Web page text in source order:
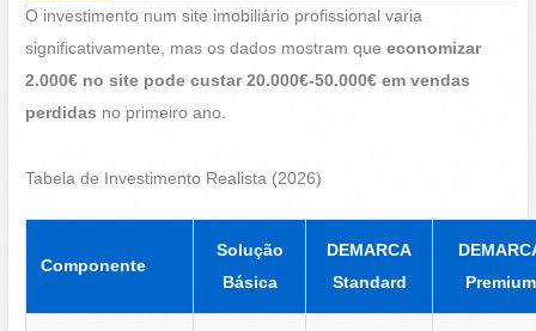
O investimento num site imobiliário profissional varia
significativamente, mas os dados mostram queeconomizar
2.000€ no site pode custar 20.000€-50.000€ em vendas
perdidas no primeiro ano.
Tabela de Investimento Realista (2026)
Componente
Solução
Básica
DEMARCA
Standard
Premium